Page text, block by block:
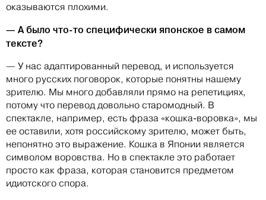
оказываются плохими.
— А было что-то специфически японское в самом
тексте?
— У нас адаптированный перевод, и используется
много русских поговорок, которые понятны нашему
зрителю. Мы много добавляли прямо на репетициях,
потому что перевод довольно старомодный. В
спектакле, например, есть фраза «кошка-воровка», мы
ее оставили, хотя российскому зрителю, может быть,
непонятно это выражение. Кошка в Японии является
символом воровства. Но в спектакле это работает
просто как фраза, которая становится предметом
идиотского спора.